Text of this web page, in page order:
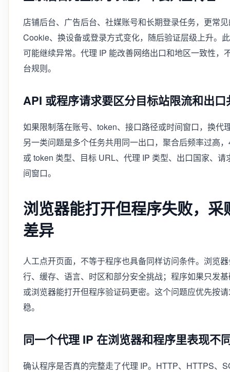
店铺后台、广告后台、社媒账号和长期登录任务，更常
Cookie、换设备或登录方式变化，随后验证层级上升。
可能继续异常。代理 IP 能改善网络出口和地区一致性，
台规则。
API 或程序请求要区分目标站限流和出口
如果限制落在账号、token、接口路径或时间窗口，换代
另一类问题是多个任务共用同一出口，聚合后频率过高
或 token 类型、目标 URL、代理 IP 类型、出口国家、
间窗口。
浏览器能打开但程序失败，
差异
人工点开页面，不等于程序也具备同样访问条件。浏览
行、缓存、语言、时区和部分安全挑战；程序如果只发
或浏览器能打开但程序验证码更密。这个问题应优先按
稳。
同一个代理 IP 在浏览器和程序里表现不
确认程序是否真的完整走了代理 IP。HTTP、HTTPS、